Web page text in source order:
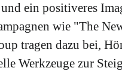
ein positiveres
wie "The
tragen dazu bei,
Werkzeuge zur